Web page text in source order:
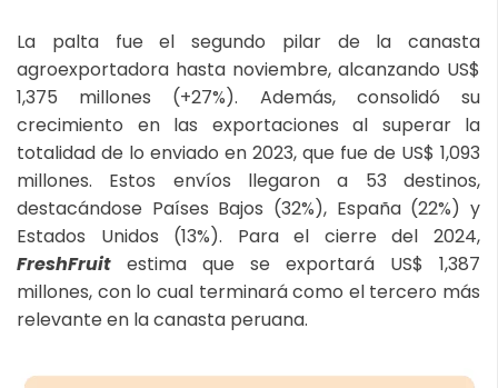
La palta fue el segundo pilar de la canasta
agroexportadora hasta noviembre, alcanzando US$
1,375 millones (+27%). Además, consolidó su
crecimiento en las exportaciones al superar la
totalidad de lo enviado en 2023, que fue de US$ 1,093
millones. Estos envíos llegaron a 53 destinos,
destacándose Países Bajos (32%), España (22%) y
Estados Unidos (13%). Para el cierre del 2024,
FreshFruit estima que se exportará US$ 1,387
millones, con lo cual terminará como el tercero más
relevante en la canasta peruana.